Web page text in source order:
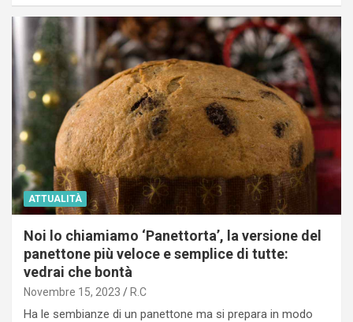
ATTUALITÀ
Noi lo chiamiamo ‘Panettorta’, la versione del
panettone più veloce e semplice di tutte:
vedrai che bontà
Novembre 15, 2023 R.C
Ha le sembianze di un panettone ma si prepara in modo